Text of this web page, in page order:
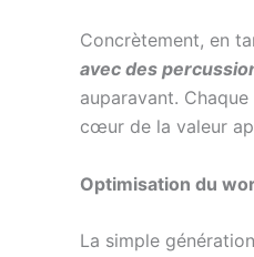
Concrètement, en
avec des
auparavant.
cœur de la valeur
Optimisation du
La simple